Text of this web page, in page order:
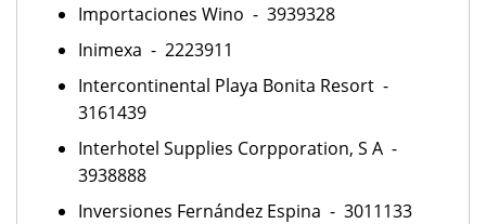
Importaciones Wino - 3939328
Inimexa - 2223911
Intercontinental Playa Bonita Resort -
3161439
Interhotel Supplies Corpporation, S A -
3938888
Inversiones Fernández Espina - 3011133